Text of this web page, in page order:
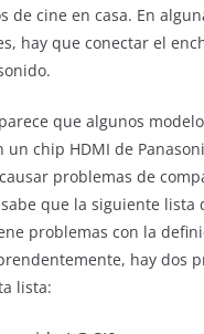
de cine en casa. En
hay que conectar el
que algunos
un chip HDMI de
problemas de
sabe que la siguiente lista
problemas con la
hay dos
lista: